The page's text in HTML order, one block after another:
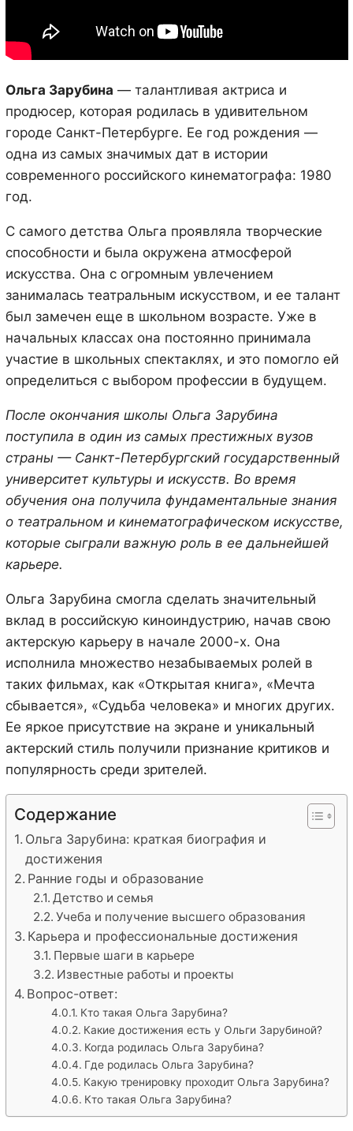
Ольга Зарубина — талантливая актриса и
продюсер, которая родилась в удивительном
городе Санкт-Петербурге. Ее год рождения —
одна из самых значимых дат в истории
современного российского кинематографа: 1980
год.
С самого детства Ольга проявляла творческие
способности и была окружена атмосферой
искусства. Она с огромным увлечением
занималась театральным искусством, и ее талант
был замечен еще в школьном возрасте. Уже в
начальных классах она постоянно принимала
участие в школьных спектаклях, и это помогло ей
определиться с выбором профессии в будущем.
После окончания школы Ольга Зарубина
поступила в один из самых престижных вузов
страны — Санкт-Петербургский государственный
университет культуры и искусств. Во время
обучения она получила фундаментальные знания
о театральном и кинематографическом искусстве,
которые сыграли важную роль в ее дальнейшей
карьере.
Ольга Зарубина смогла сделать значительный
вклад в российскую киноиндустрию, начав свою
актерскую карьеру в начале 2000-х. Она
исполнила множество незабываемых ролей в
таких фильмах, как «Открытая книга», «Мечта
сбывается», «Судьба человека» и многих других.
Ее яркое присутствие на экране и уникальный
актерский стиль получили признание критиков и
популярность среди зрителей.
Содержание
Ольга Зарубина: краткая биография и
достижения
Ранние годы и образование
Детство и семья
Учеба и получение высшего образования
Карьера и профессиональные достижения
Первые шаги в карьере
Известные работы и проекты
Вопрос-ответ:
Кто такая Ольга Зарубина?
Какие достижения есть у Ольги Зарубиной?
Когда родилась Ольга Зарубина?
Где родилась Ольга Зарубина?
Какую тренировку проходит Ольга Зарубина?
Кто такая Ольга Зарубина?